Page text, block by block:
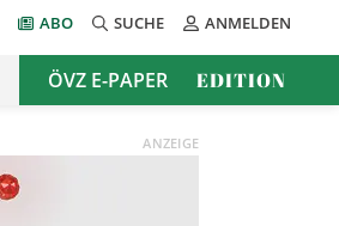
ABO SUCHE ANMELDEN
ÖVZ E-PAPER EDITION
ANZEIGE